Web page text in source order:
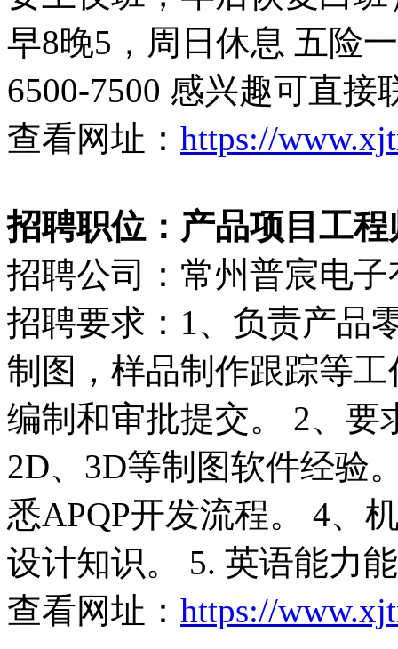
早8晚5，周日休息 五险
6500-7500 感兴趣可直接
查看网址： https://
招聘职位：产品项目工
招聘公司：常州普宸电
招聘要求：1、负责产品
制图，样品制作跟踪等
编制和审批提交。 2、要
2D、3D等制图软件经验
悉APQP开发流程。 4、
设计知识。 5. 英语能力
查看网址： https://